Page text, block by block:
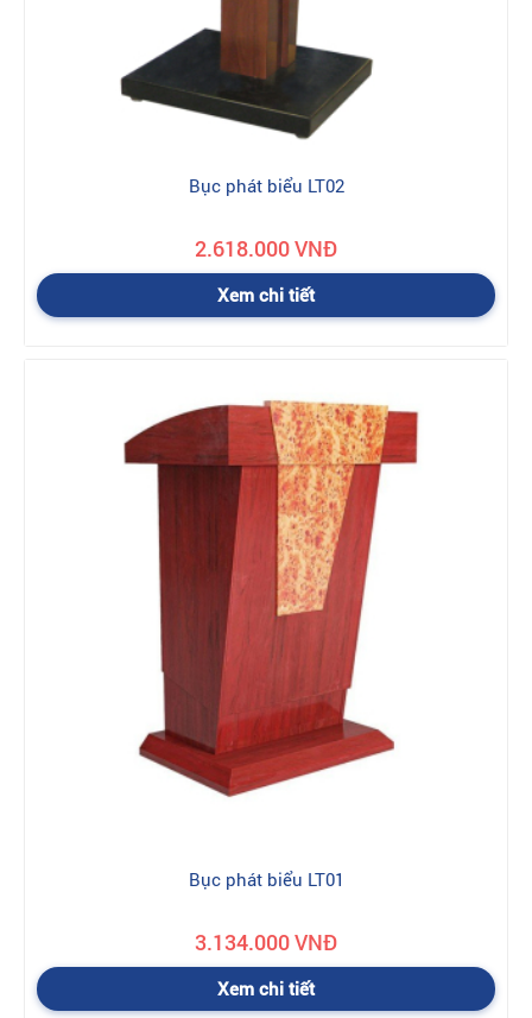
Bục phát biểu LT02
2.618.000 VNĐ
Xem chi tiết
Bục phát biểu LT01
3.134.000 VNĐ
Xem chi tiết